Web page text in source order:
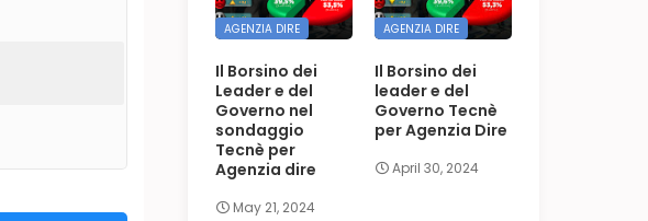
AGENZIA DIRE
Il Borsino dei
Leader e del
Governo nel
sondaggio
Tecnè per
Agenzia dire
May 21, 2024
AGENZIA DIRE
Il Borsino dei
leader e del
Governo Tecnè
per Agenzia Dire
April 30, 2024